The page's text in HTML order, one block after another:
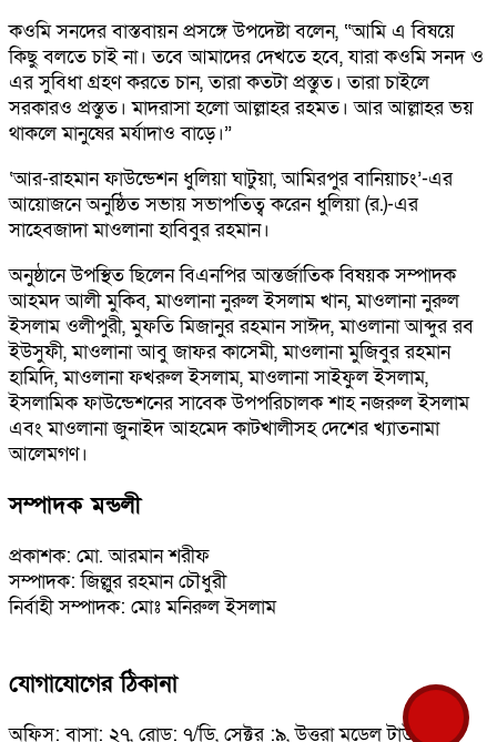
কওমি সনদের বাস্তবায়ন প্রসঙ্গে উপদেষ্টা বলেন, “আমি এ বিষয়ে
কিছু বলতে চাই না। তবে আমাদের দেখতে হবে, যারা কওমি সনদ ও
এর সুবিধা গ্রহণ করতে চান, তারা কতটা প্রস্তুত। তারা চাইলে
সরকারও প্রস্তুত। মাদরাসা হলো আল্লাহর রহমত। আর আল্লাহর ভয়
থাকলে মানুষের মর্যাদাও বাড়ে।”
‘আর-রাহমান ফাউন্ডেশন ধুলিয়া ঘাটুয়া, আমিরপুর বানিয়াচং’-এর
আয়োজনে অনুষ্ঠিত সভায় সভাপতিত্ব করেন ধুলিয়া (র.)-এর
সাহেবজাদা মাওলানা হাবিবুর রহমান।
অনুষ্ঠানে উপস্থিত ছিলেন বিএনপির আন্তর্জাতিক বিষয়ক সম্পাদক
আহমদ আলী মুকিব, মাওলানা নুরুল ইসলাম খান, মাওলানা নুরুল
ইসলাম ওলীপুরী, মুফতি মিজানুর রহমান সাঈদ, মাওলানা আব্দুর রব
ইউসুফী, মাওলানা আবু জাফর কাসেমী, মাওলানা মুজিবুর রহমান
হামিদি, মাওলানা ফখরুল ইসলাম, মাওলানা সাইফুল ইসলাম,
ইসলামিক ফাউন্ডেশনের সাবেক উপপরিচালক শাহ নজরুল ইসলাম
এবং মাওলানা জুনাইদ আহমেদ কাটখালীসহ দেশের খ্যাতনামা
আলেমগণ।
সম্পাদক মন্ডলী
প্রকাশক: মো. আরমান শরীফ
সম্পাদক: জিল্লুর রহমান চৌধুরী
নির্বাহী সম্পাদক: মোঃ মনিরুল ইসলাম
যোগাযোগের ঠিকানা
অফিস: বাসা: ২৭, রোড: ৭/ডি, সেক্টর :৯, উত্তরা মডেল টাউন ই-